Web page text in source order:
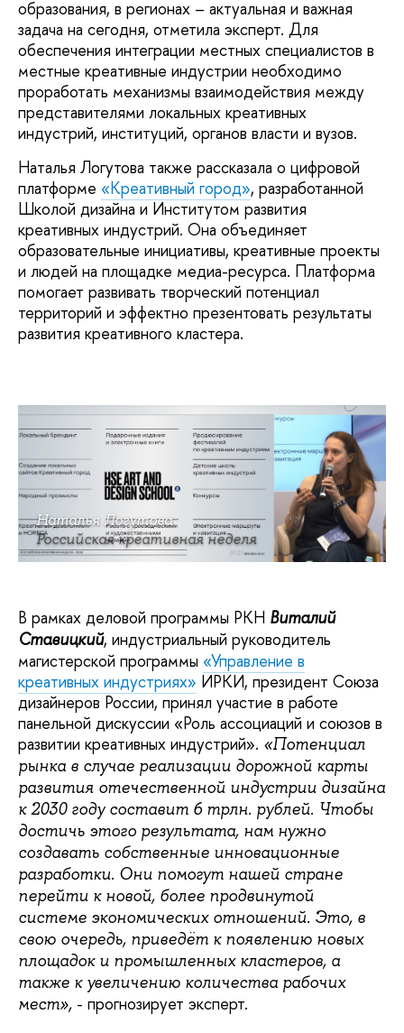
образования, в регионах – актуальная и важная
задача на сегодня, отметила эксперт. Для
обеспечения интеграции местных специалистов в
местные креативные индустрии необходимо
проработать механизмы взаимодействия между
представителями локальных креативных
индустрий, институций, органов власти и вузов.
Наталья Логутова также рассказала о цифровой
платформе «Креативный город», разработанной
Школой дизайна и Институтом развития
креативных индустрий. Она объединяет
образовательные инициативы, креативные проекты
и людей на площадке медиа-ресурса. Платформа
помогает развивать творческий потенциал
территорий и эффектно презентовать результаты
развития креативного кластера.
Наталья Логутова
Российская креативная неделя
В рамках деловой программы РКН Виталий
Ставицкий, индустриальный руководитель
магистерской программы «Управление в
креативных индустриях» ИРКИ, президент Союза
дизайнеров России, принял участие в работе
панельной дискуссии «Роль ассоциаций и союзов в
развитии креативных индустрий». «Потенциал
рынка в случае реализации дорожной карты
развития отечественной индустрии дизайна
к 2030 году составит 6 трлн. рублей. Чтобы
достичь этого результата, нам нужно
создавать собственные инновационные
разработки. Они помогут нашей стране
перейти к новой, более продвинутой
системе экономических отношений. Это, в
свою очередь, приведёт к появлению новых
площадок и промышленных кластеров, а
также к увеличению количества рабочих
мест», - прогнозирует эксперт.